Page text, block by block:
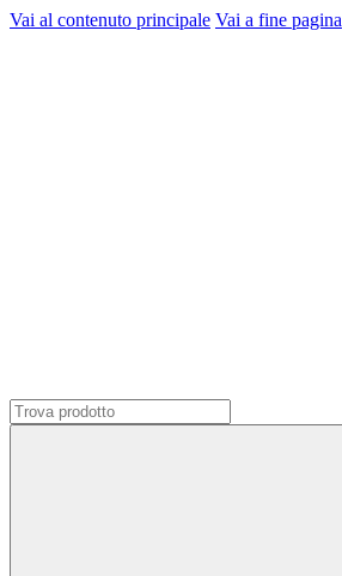
Vai al contenuto principale Vai a fine pagina